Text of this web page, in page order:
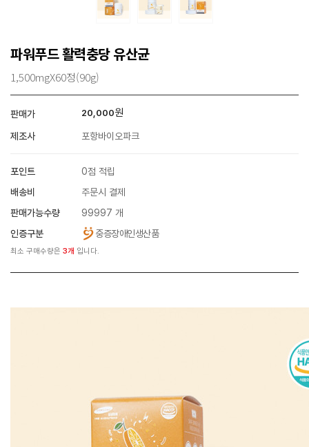
파워푸드 활력충당 유산균
1,500mgX60정(90g)
판매가 20,000원
제조사 포항바이오파크
포인트
0점 적립
배송비
주문시 결제
판매가능수량
99997 개
인증구분
중증장애인생산품
최소 구매수량은 3개 입니다.